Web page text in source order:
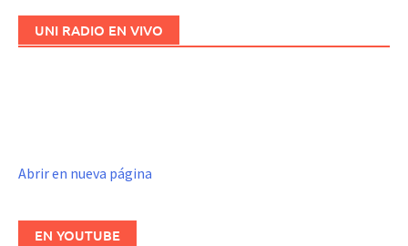
UNI RADIO EN VIVO
Abrir en nueva página
EN YOUTUBE